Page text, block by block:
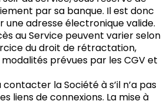
par sa banque. Il est donc
une adresse électronique valide.
au Service peuvent varier selon
du droit de rétractation,
prévues par les CGV et
la Société à s’il n’a pas
liens de connexions. La mise à